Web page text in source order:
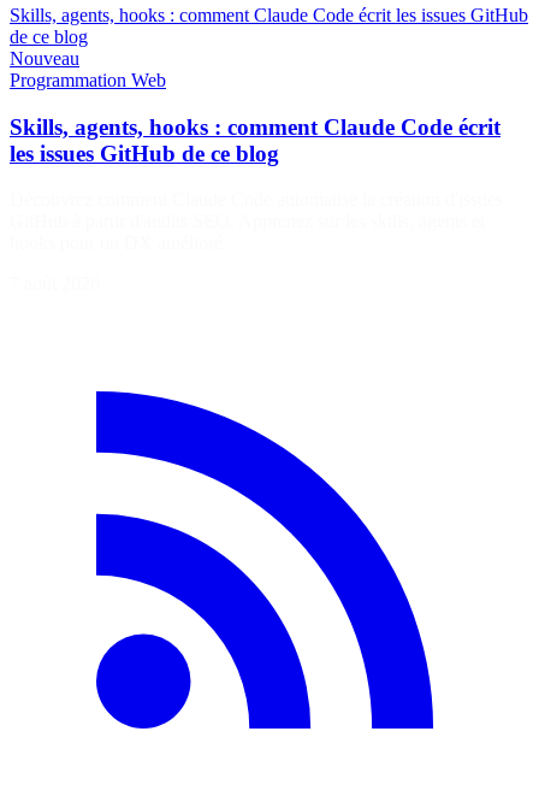
Skills, agents, hooks : comment Claude Code écrit les issues GitHub
de ce blog
Nouveau
Programmation Web
Skills, agents, hooks : comment Claude Code écrit
les issues GitHub de ce blog